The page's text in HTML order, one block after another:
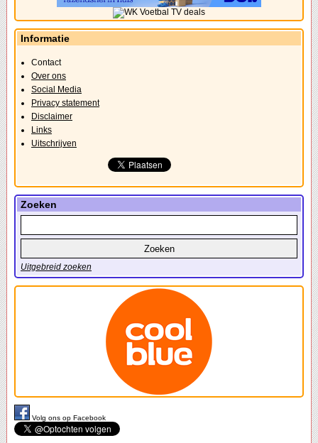
Informatie
Contact
Over ons
Social Media
Privacy statement
Disclaimer
Links
Uitschrijven
Zoeken
Uitgebreid zoeken
Volg ons op Facebook